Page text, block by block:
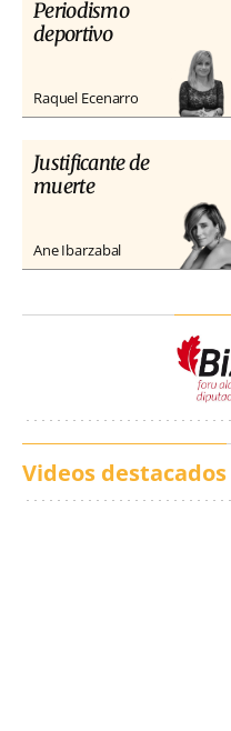
Periodismo
deportivo
Raquel Ecenarro
Justificante de
muerte
Ane Ibarzabal
Videos destacados